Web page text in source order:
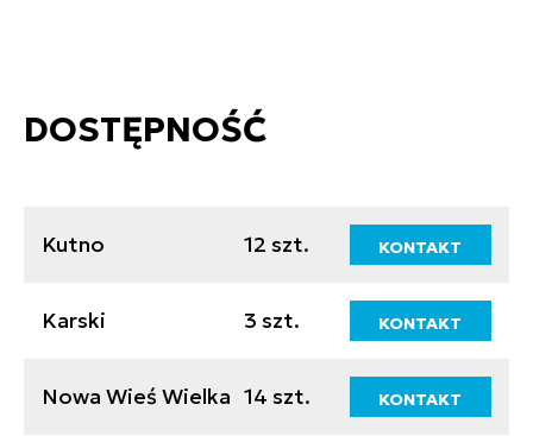
DOSTĘPNOŚĆ
Kutno 12 szt. KONTAKT
Karski 3 szt. KONTAKT
Nowa Wieś Wielka 14 szt. KONTAKT